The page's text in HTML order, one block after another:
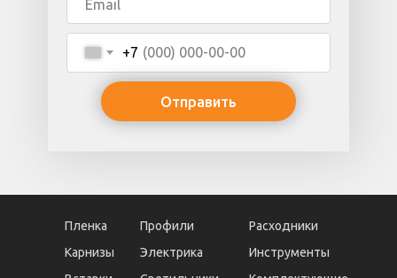
+7
Отправить
Пленка Профили
Карнизы Электрика Инструменты
Расходники